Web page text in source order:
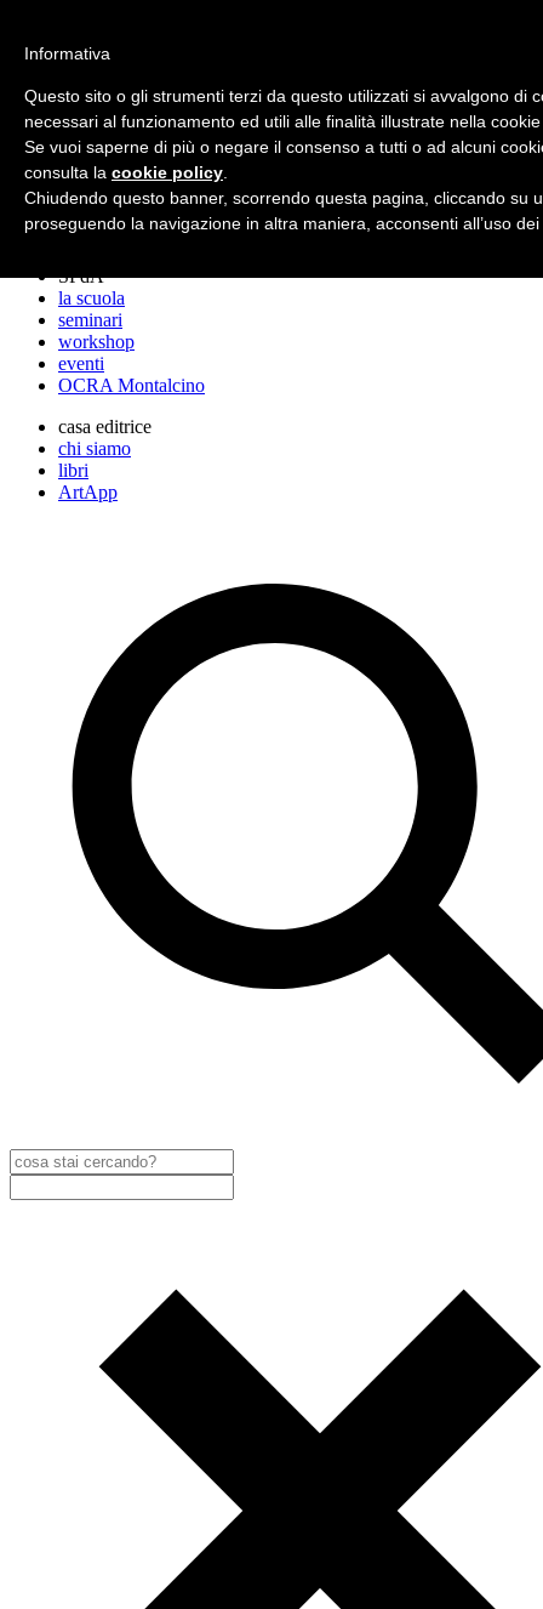
archos
lo studio
progetti
lectures
stampa
SPdA
la scuola
seminari
workshop
eventi
OCRA Montalcino
casa editrice
chi siamo
libri
ArtApp
Informativa
Questo sito o gli strumenti terzi da questo utilizzati si avvalgono di
necessari al funzionamento ed utili alle finalità illustrate nella
Se vuoi saperne di più o negare il consenso a tutti o ad alcuni
consulta la cookie policy
Chiudendo questo banner, scorrendo questa pagina, cliccando su
proseguendo la navigazione in altra maniera, acconsenti all’uso